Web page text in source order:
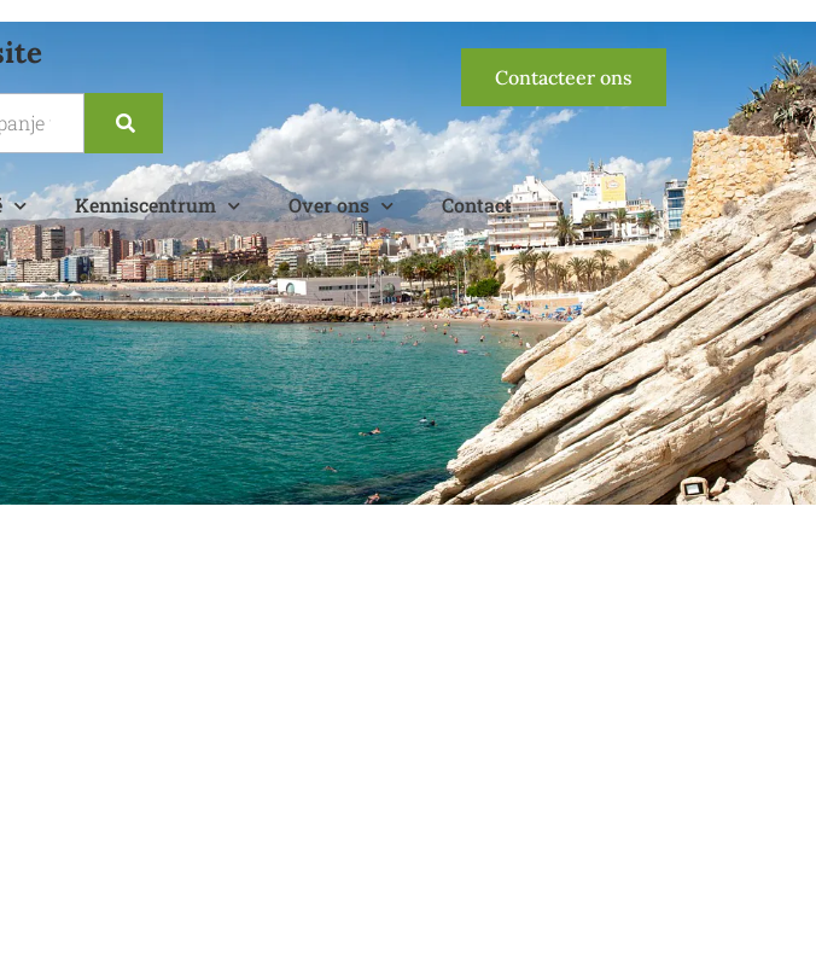
Contacteer ons
Kenniscentrum Over ons Contact